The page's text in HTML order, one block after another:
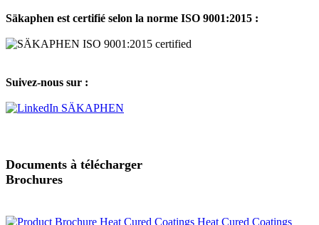
Säkaphen est certifié selon la norme ISO 9001:2015 :
Suivez-nous sur :
Documents à télécharger
Brochures
Heat Cured Coatings